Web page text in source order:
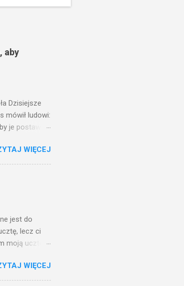
aby
Dzisiejsze
mówił ludowi:
je postawić
go i tego, co
się światło,
ma
WIĘCEJ
jest do
lecz ci
moją ucztę:
się
Uczta
WIĘCEJ